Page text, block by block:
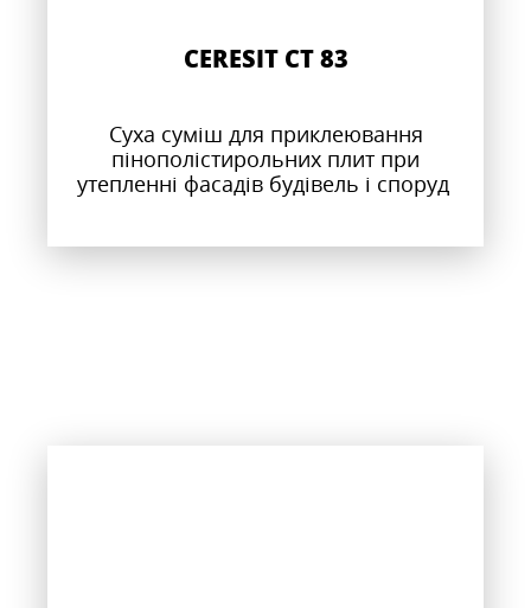
CERESIT CT 83
Суха суміш для приклеювання
пінополістирольних плит при
утепленні фасадів будівель і споруд